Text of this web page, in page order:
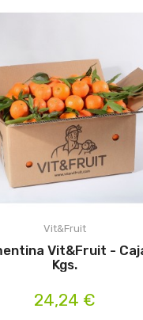
Vit&Fruit
Vit&Fruit -
Kgs.
24,24 €